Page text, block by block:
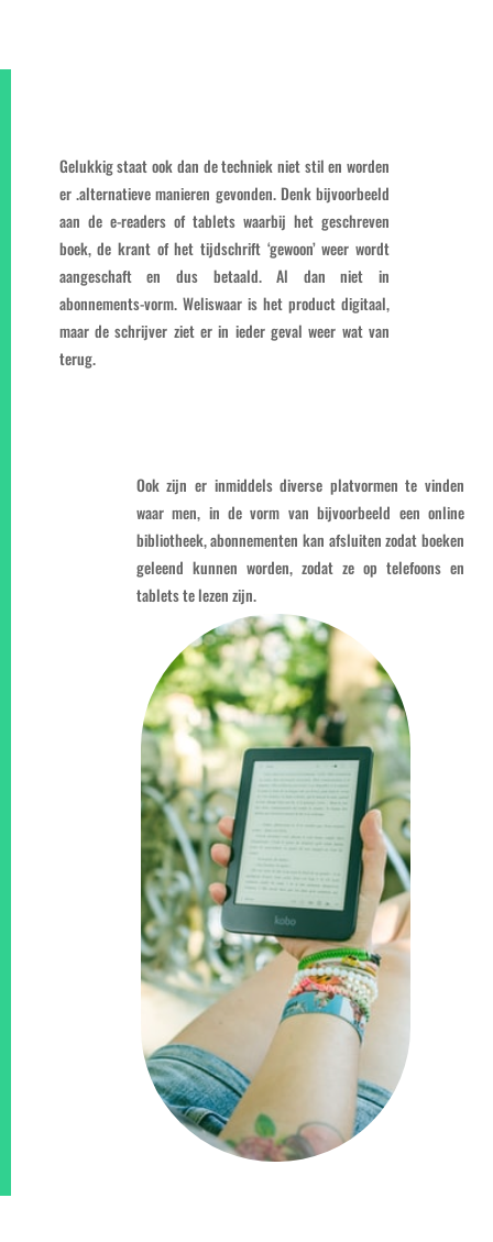
Gelukkig staat ook dan de techniek niet stil en worden
er .alternatieve manieren gevonden. Denk bijvoorbeeld
aan de e-readers of tablets waarbij het geschreven
boek, de krant of het tijdschrift ‘gewoon’ weer wordt
aangeschaft en dus betaald. Al dan niet in
abonnements-vorm. Weliswaar is het product digitaal,
maar de schrijver ziet er in ieder geval weer wat van
terug.
Ook zijn er inmiddels diverse platvormen te vinden
waar men, in de vorm van bijvoorbeeld een online
bibliotheek, abonnementen kan afsluiten zodat boeken
geleend kunnen worden, zodat ze op telefoons en
tablets te lezen zijn.